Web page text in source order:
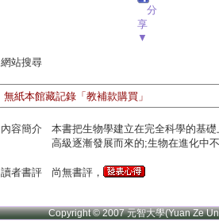
分
享
▼
網站搜尋
無紙本館藏記錄「教補款購買」
內容簡介
本書把生物學建立在完全科學的基
高級逐漸發展而來的;生物在進化中
讀者書評 尚無書評，
Copyright © 2007 元智大學(Yuan Ze